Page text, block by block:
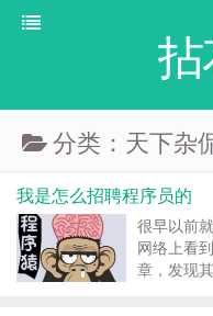
拈
分类：天下杂
我是怎么招聘程序员的
很早以前
网络上看
章，发现